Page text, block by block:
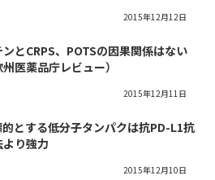
2015年12月12日
とCRPS、POTSの因果関係はない
医薬品庁レビュー）
2015年12月11日
とする低分子タンパクは抗PD-L1抗
り強力
2015年12月10日